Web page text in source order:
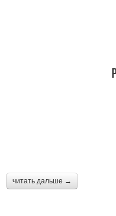
читать дальше →